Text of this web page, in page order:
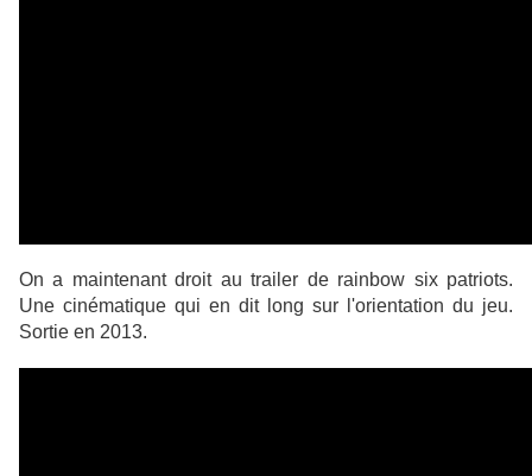
On a maintenant droit au trailer de rainbow six patriots.
Une cinématique qui en dit long sur l'orientation du jeu.
Sortie en 2013.